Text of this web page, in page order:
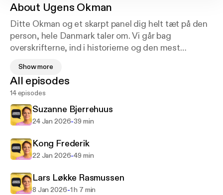
About Ugens Okman
Ditte Okman og et skarpt panel dig helt tæt på den
person, hele Danmark taler om. Vi går bag
overskrifterne, ind i historierne og den mest
kommer de fra? Og hvilke hemmeligheder gemmer
sig bag facaden? Ugens Okman er dit ugentlige,
tabloide portrætprogram - til dig, der elsker kulørte
historier, ærlige meninger og godt selskab.
hver torsdag.
@ditteokman
Show more
All episodes
14 episodes
Suzanne Bjerrehuus
24 Jan 2026-39 min
Kong Frederik
22 Jan 2026-49 min
Lars Løkke Rasmussen
8 Jan 2026-1 h 7 min